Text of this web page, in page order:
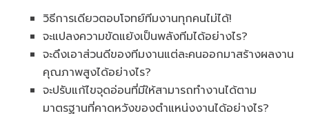
วิธีการเดียวตอบโจทย์ทีมงานทุกคนไม่ได้!
จะแปลงความขัดแย้งเป็นพลังทีมได้อย่างไร?
จะดึงเอาส่วนดีของทีมงานแต่ละคนออกมาสร้างผลงาน
คุณภาพสูงได้อย่างไร?
จะปรับแก้ไขจุดอ่อนที่มีให้สามารถทำงานได้ตาม
มาตรฐานที่คาดหวังของตำแหน่งงานได้อย่างไร?